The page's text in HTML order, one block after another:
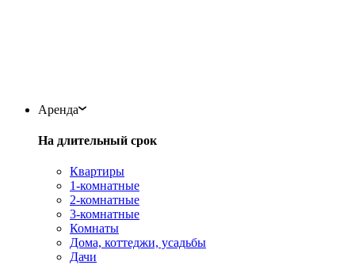
Аренда
На длительный срок
Квартиры
1-комнатные
2-комнатные
3-комнатные
Комнаты
Дома, коттеджи, усадьбы
Дачи